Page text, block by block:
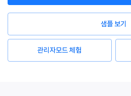
샘플 보기
관리자모드 체험